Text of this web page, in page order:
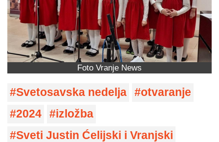
Foto Vranje News
Svetosavska nedelja
otvaranje
2024
izložba
Sveti Justin Ćelijski i Vranjski